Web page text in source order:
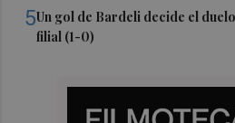
5Un gol de Bardeli decide el
filial (1-0)